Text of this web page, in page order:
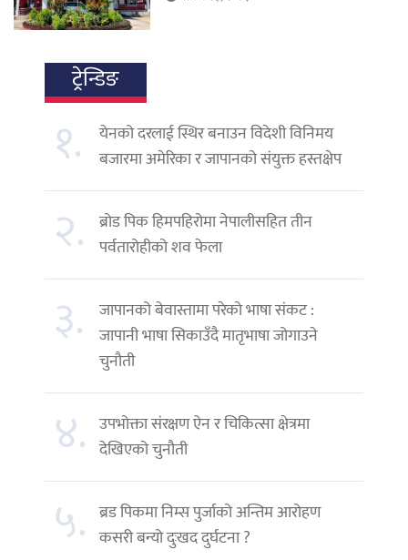
ट्रेन्डिङ
१.
येनको दरलाई स्थिर बनाउन विदेशी विनिमय
बजारमा अमेरिका र जापानको संयुक्त हस्तक्षेप
२. ब्रोड पिक हिमपहिरोमा नेपालीसहित तीन
पर्वतारोहीको शव फेला
३.
जापानको बेवास्तामा परेको भाषा संकट :
जापानी भाषा सिकाउँदै मातृभाषा जोगाउने
चुनौती
४. उपभोक्ता संरक्षण ऐन र चिकित्सा क्षेत्रमा
देखिएको चुनौती
५. ब्रड पिकमा निम्स पुर्जाको अन्तिम आरोहण
कसरी बन्यो दुःखद दुर्घटना ?